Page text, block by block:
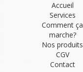
Accueil
Services
Comment ça
marche?
Nos produits
CGV
Contact